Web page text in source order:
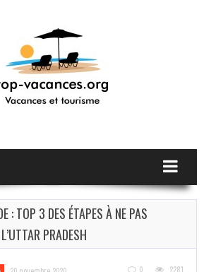
: TOP 3 DES ÉTAPES À NE PAS
PRADESH